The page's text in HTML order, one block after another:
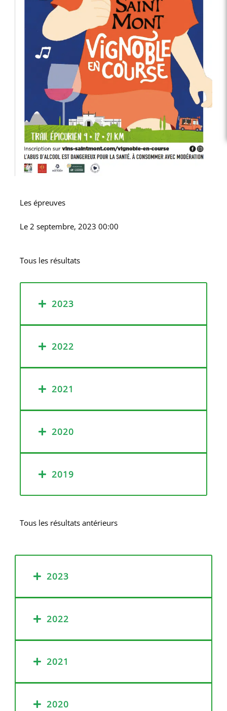
Les épreuves
Le2 septembre, 2023 00:00
Tous les résultats
2023
2022
2021
2020
2019
Tous les résultats antérieurs
2023
2022
2021
2020